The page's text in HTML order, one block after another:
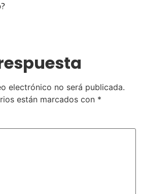
electrónico no será publicada.
están marcados con *